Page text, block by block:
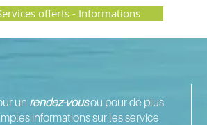
offerts - Informations
un rendez-vousou pour de plus
informations sur les service